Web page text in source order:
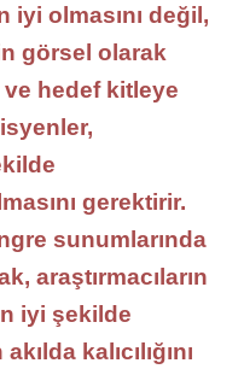
olmasını değil,
görsel olarak
ve hedef kitleye
gerektirir.
sunumlarında
araştırmacıların
iyi şekilde
kalıcılığını